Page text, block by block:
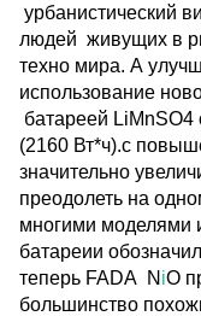
урбанистический
людей живущих в
техно мира. А
использование
батареей
(2160 Вт*ч).с
значительно
преодолеть на
многими моделями
батареии
теперь FADA N iO
большинство